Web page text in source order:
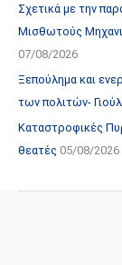
Σχετικά με την
Μισθωτούς
07/08/2026
Ξεπούλημα και
των πολιτών-
Καταστροφικές
θεατές 05/08/2026